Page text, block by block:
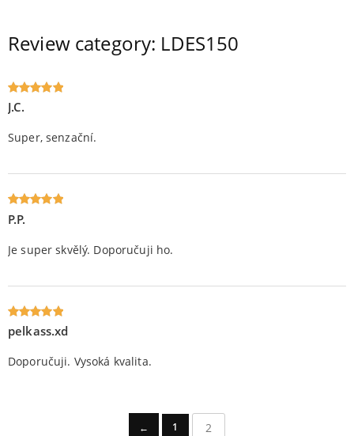
Review category: LDES150
Oceniony
J.C.
Super, senzační.
Oceniony
P.P.
Je super skvělý. Doporučuji ho.
Oceniony
pelkass.xd
Doporučuji. Vysoká kvalita.
← 1 2